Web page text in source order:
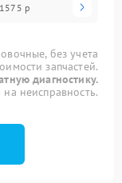
1575 р
без учета
запчастей.
диагностику.
неисправность.